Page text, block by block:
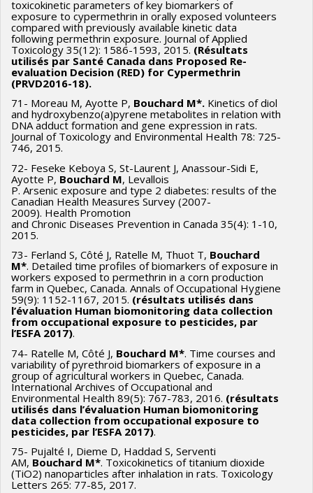
toxicokinetic parameters of key biomarkers of
exposure to cypermethrin in orally exposed volunteers
compared with previously available kinetic data
following permethrin exposure. Journal of Applied
Toxicology 35(12): 1586-1593, 2015. (Résultats
utilisés par Santé Canada dans Proposed Re-
evaluation Decision (RED) for Cypermethrin
(PRVD2016-18).
71- Moreau M, Ayotte P, Bouchard M*. Kinetics of diol
and hydroxybenzo(a)pyrene metabolites in relation with
DNA adduct formation and gene expression in rats.
Journal of Toxicology and Environmental Health 78: 725-
746, 2015.
72- Feseke Keboya S, St-Laurent J, Anassour-Sidi E,
Ayotte P, Bouchard M, Levallois
P. Arsenic exposure and type 2 diabetes: results of the
Canadian Health Measures Survey (2007-
2009). Health Promotion
and Chronic Diseases Prevention in Canada 35(4): 1-10,
2015.
73- Ferland S, Côté J, Ratelle M, Thuot T, Bouchard
M*. Detailed time profiles of biomarkers of exposure in
workers exposed to permethrin in a corn production
farm in Quebec, Canada. Annals of Occupational Hygiene
59(9): 1152-1167, 2015. (résultats utilisés dans
l’évaluation Human biomonitoring data collection
from occupational exposure to pesticides, par
l’ESFA 2017).
74- Ratelle M, Côté J, Bouchard M*. Time courses and
variability of pyrethroid biomarkers of exposure in a
group of agricultural workers in Quebec, Canada.
International Archives of Occupational and
Environmental Health 89(5): 767-783, 2016. (résultats
utilisés dans l’évaluation Human biomonitoring
data collection from occupational exposure to
pesticides, par l’ESFA 2017).
75- Pujalté I, Dieme D, Haddad S, Serventi
AM, Bouchard M*. Toxicokinetics of titanium dioxide
(TiO2) nanoparticles after inhalation in rats. Toxicology
Letters 265: 77-85, 2017.